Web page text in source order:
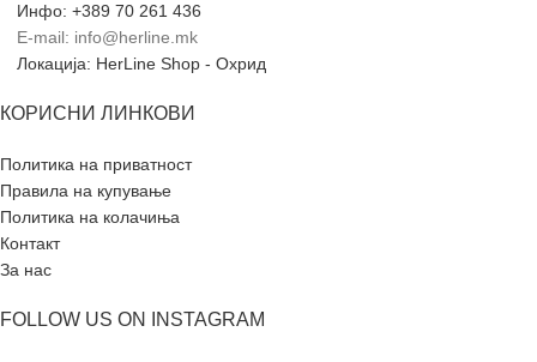
Инфо: +389 70 261 436
E-mail: info@herline.mk
Локација: HerLine Shop - Охрид
КОРИСНИ ЛИНКОВИ
Политика на приватност
Правила на купување
Политика на колачиња
Контакт
За нас
FOLLOW US ON INSTAGRAM